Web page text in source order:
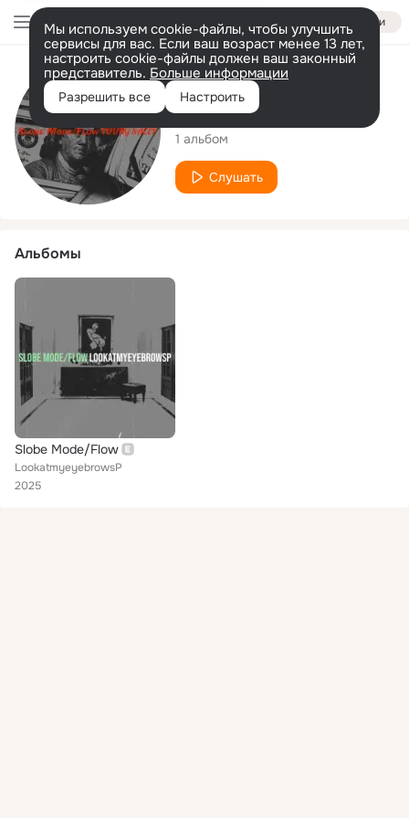
Войти
Мы используем cookie-файлы, чтобы улучшить
сервисы для вас. Если ваш возраст менее 13 лет,
настроить cookie-файлы должен ваш законный
представитель. Больше информации
Разрешить все Настроить
Исполнитель
Young SaceP
1 альбом
Слушать
Альбомы
Slobe Mode/Flow
LookatmyeyebrowsP
2025